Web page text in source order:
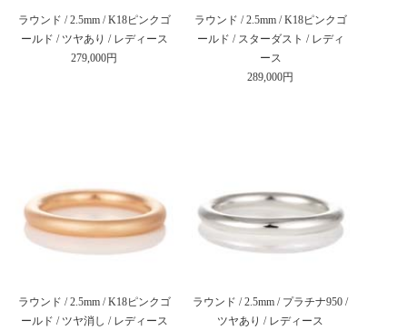
ラウンド / 2.5mm / K18ピンクゴ
ールド / ツヤあり / レディース
279,000円
ラウンド / 2.5mm / K18ピンクゴ
ールド / スターダスト / レディ
ース
289,000円
ラウンド / 2.5mm / K18ピンクゴ
ールド / ツヤ消し / レディース
ラウンド / 2.5mm / プラチナ950 /
ツヤあり / レディース